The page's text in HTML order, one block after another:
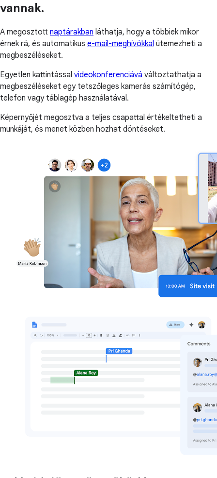
vannak.
A megosztott naptárakban láthatja, hogy a többiek mikor
érnek rá, és automatikus e-mail-meghívókkal ütemezheti a
megbeszéléseket.
Egyetlen kattintással videokonferenciává változtathatja a
megbeszéléseket egy tetszőleges kamerás számítógép,
telefon vagy táblagép használatával.
Képernyőjét megosztva a teljes csapattal értékeltetheti a
munkáját, és menet közben hozhat döntéseket.